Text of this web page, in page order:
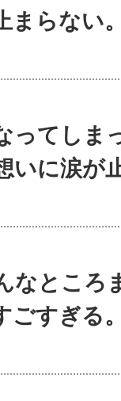
まらない
ってしま
いに涙が
なところ
ごすぎる